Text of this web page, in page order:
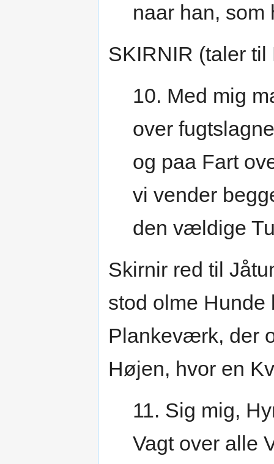
naar han, som
SKIRNIR (taler til
10. Med mig
over
og paa Fart
vi vender
den vældige
Skirnir red til
stod olme Hunde
Plankeværk, der
Højen, hvor en
11. Sig mig,
Vagt over alle